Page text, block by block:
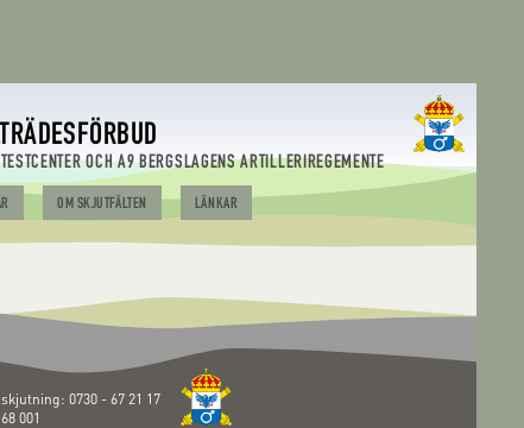
OCH A9 BERGSLAGENS ARTILLERIREGEMENTE
OM SKJUTFÄLTEN LÄNKAR
0730 - 67 21 17
001